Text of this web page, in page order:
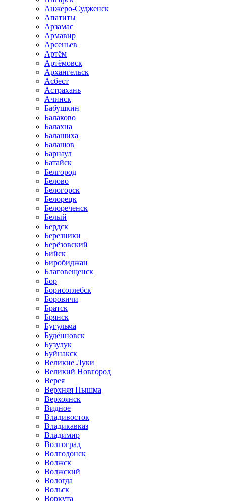
Анжеро-Судженск
Апатиты
Арзамас
Армавир
Арсеньев
Артём
Артёмовск
Архангельск
Асбест
Астрахань
Ачинск
Бабушкин
Балаково
Балахна
Балашиха
Балашов
Барнаул
Батайск
Белгород
Белово
Белогорск
Белорецк
Белореченск
Белый
Бердск
Березники
Берёзовский
Бийск
Биробиджан
Благовещенск
Бор
Борисоглебск
Боровичи
Братск
Брянск
Бугульма
Будённовск
Бузулук
Буйнакск
Великие Луки
Великий Новгород
Верея
Верхняя Пышма
Верхоянск
Видное
Владивосток
Владикавказ
Владимир
Волгоград
Волгодонск
Волжск
Волжский
Вологда
Вольск
Воркута